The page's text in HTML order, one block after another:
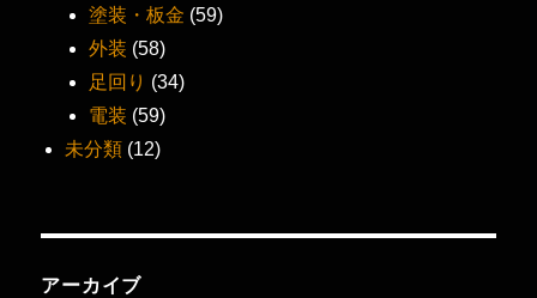
塗装・板金 (59)
外装 (58)
足回り (34)
電装 (59)
未分類 (12)
アーカイブ